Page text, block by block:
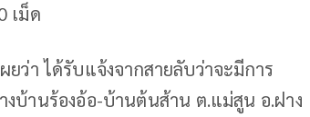
เม็ด
ว่า ได้รับแจ้งจากสายลับว่าจะมีการ
บ้านร้องอ้อ-บ้านต้นส้าน ต.แม่สูน อ.ฝาง